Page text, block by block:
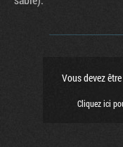
Vous devez
Cliquez ici